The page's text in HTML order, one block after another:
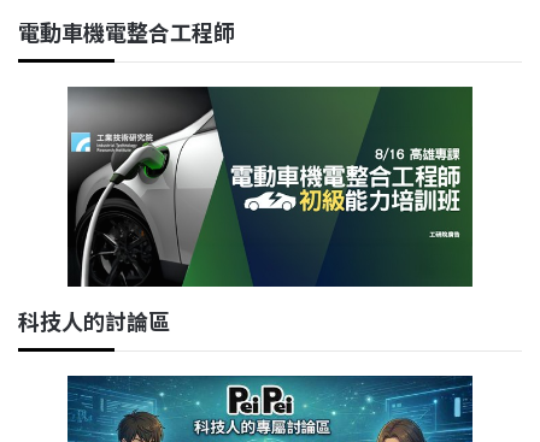
電動車機電整合工程師
科技人的討論區